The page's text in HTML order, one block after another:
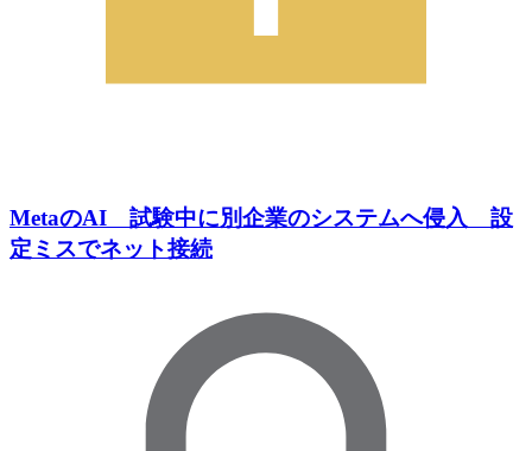
MetaのAI 試験中に別企業のシステムへ侵入 設
定ミスでネット接続